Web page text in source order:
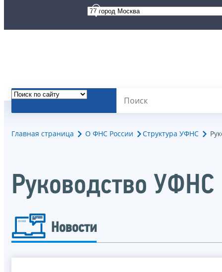
Главная страница О ФНС России Структура УФНС
Руководство УФНС
Новости